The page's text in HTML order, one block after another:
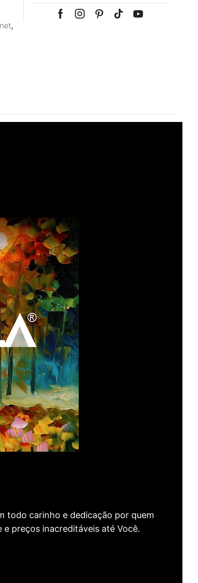
,
FacebookInstagramPinterest
Tik-Youtube
todo carinho e dedicação por quem
preços inacreditáveis até Você.